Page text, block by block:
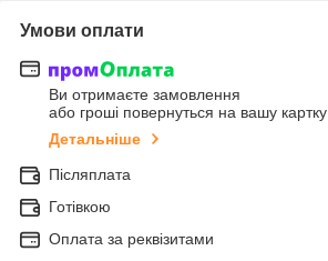
Умови оплати
Ви отримаєте замовлення
або гроші повернуться на вашу картку
Детальніше
Післяплата
Готівкою
Оплата за реквізитами